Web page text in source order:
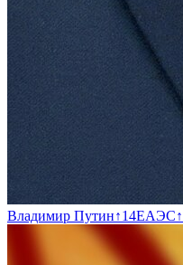
Владимир Путин↑14ЕАЭС↑